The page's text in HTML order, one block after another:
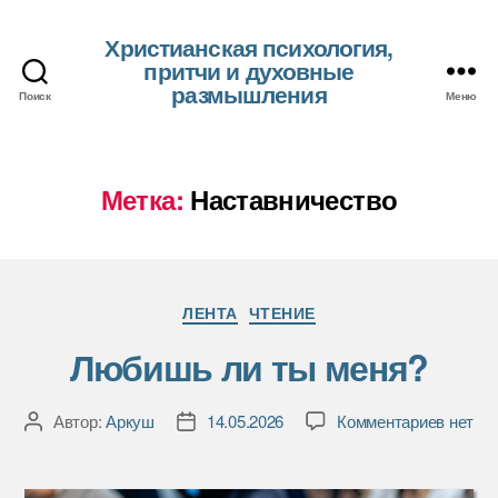
Поиск
Христианская психология,
притчи и духовные
размышления Меню
Метка: Наставничество
Рубрики
ЛЕНТА ЧТЕНИЕ
Любишь ли ты меня?
АвторАвтор:Аркуш
Дата14.05.2026 Комментариевк
ли
нет